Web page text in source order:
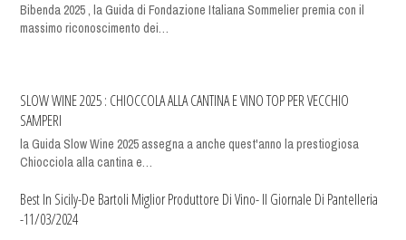
Bibenda 2025 , la Guida di Fondazione Italiana Sommelier premia con il
massimo riconoscimento dei…
SLOW WINE 2025 : CHIOCCOLA ALLA CANTINA E VINO TOP PER VECCHIO
SAMPERI
la Guida Slow Wine 2025 assegna a anche quest'anno la prestiogiosa
Chiocciola alla cantina e…
Best In Sicily-De Bartoli Miglior Produttore Di Vino- Il Giornale Di Pantelleria
-11/03/2024